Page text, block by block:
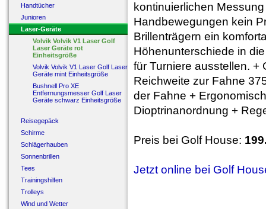
Handtücher
Junioren
Laser-Geräte
Volvik Volvik V1 Laser Golf
Laser Geräte rot
Einheitsgröße
Volvik Volvik V1 Laser Golf Laser
Geräte mint Einheitsgröße
Bushnell Pro XE
Entfernungsmesser Golf Laser
Geräte schwarz Einheitsgröße
Reisegepäck
Schirme
Schlägerhauben
Sonnenbrillen
Tees
Trainingshilfen
Trolleys
Wind und Wetter
kontinuierlichen
Handbewegungen kein
Brillenträgern ein
Höhenunterschiede in
für Turniere ausstellen. +
Reichweite zur Fahne
der Fahne +
Dioptrinanordnung +
Preis bei Golf House:
Jetzt online bei Golf